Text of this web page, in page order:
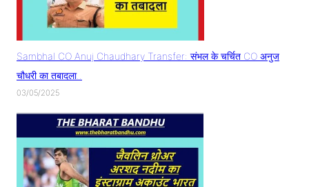
Sambhal CO Anuj Chaudhary Transfer: संभल के चर्चित CO अनुज
चौधरी का तबादला..
03/05/2025